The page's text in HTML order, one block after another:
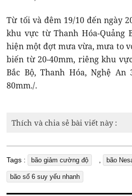
Từ tối và đêm 19/10 đến ngày
khu vực từ Thanh Hóa-Quảng
hiện một đợt mưa vừa, mưa to
biến từ 20-40mm, riêng khu
Bắc Bộ, Thanh Hóa, Nghệ
80mm./.
Thích và chia sẻ bài viết này :
Tags : bão giảm cường độ , bão
bão số 6 suy yếu nhanh